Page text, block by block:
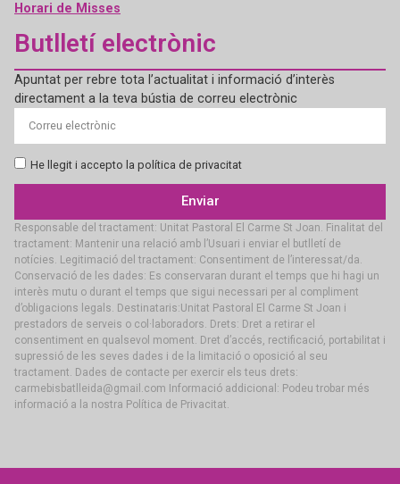
Horari de Misses
Butlletí electrònic
Apuntat per rebre tota l’actualitat i informació d’interès
directament a la teva bústia de correu electrònic
He llegit i accepto la política de privacitat
Enviar
Responsable del tractament: Unitat Pastoral El Carme St Joan. Finalitat del
tractament: Mantenir una relació amb l’Usuari i enviar el butlletí de
notícies. Legitimació del tractament: Consentiment de l’interessat/da.
Conservació de les dades: Es conservaran durant el temps que hi hagi un
interès mutu o durant el temps que sigui necessari per al compliment
d’obligacions legals. Destinataris:Unitat Pastoral El Carme St Joan i
prestadors de serveis o col·laboradors. Drets: Dret a retirar el
consentiment en qualsevol moment. Dret d’accés, rectificació, portabilitat i
supressió de les seves dades i de la limitació o oposició al seu
tractament. Dades de contacte per exercir els teus drets:
carmebisbatlleida@gmail.com Informació addicional: Podeu trobar més
informació a la nostra Política de Privacitat.